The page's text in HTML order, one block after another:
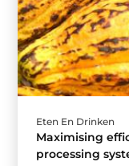
Eten En Drinken
Maximising
processing